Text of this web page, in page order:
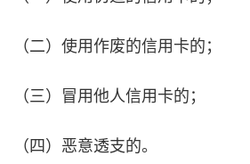
（二）使用作废的信用卡的；
（三）冒用他人信用卡的；
（四）恶意透支的。